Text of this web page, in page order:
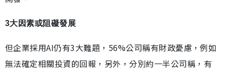
3大因素或阻礙發展
但企業採用AI仍有3大難題，56%公司稱有財政憂慮，例如
無法確定相關投資的回報，另外，分別約一半公司稱，有